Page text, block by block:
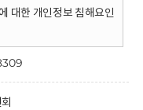
대한 개인정보 침해요인